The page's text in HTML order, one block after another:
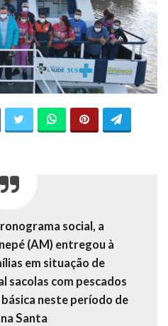
social, a
(AM) entregou à
em situação de
sacolas com pescados
neste período de
Santa